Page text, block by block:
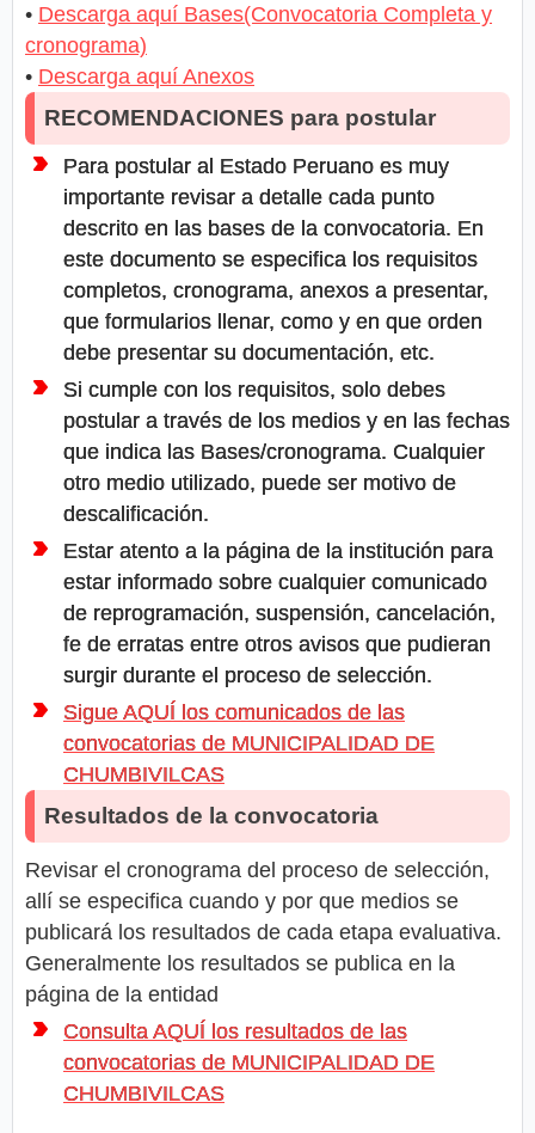
• Descarga aquí Bases(Convocatoria Completa y
cronograma)
• Descarga aquí Anexos
RECOMENDACIONES para postular
Para postular al Estado Peruano es muy
importante revisar a detalle cada punto
descrito en las bases de la convocatoria. En
este documento se especifica los requisitos
completos, cronograma, anexos a presentar,
que formularios llenar, como y en que orden
debe presentar su documentación, etc.
Si cumple con los requisitos, solo debes
postular a través de los medios y en las fechas
que indica las Bases/cronograma. Cualquier
otro medio utilizado, puede ser motivo de
descalificación.
Estar atento a la página de la institución para
estar informado sobre cualquier comunicado
de reprogramación, suspensión, cancelación,
fe de erratas entre otros avisos que pudieran
surgir durante el proceso de selección.
Sigue AQUÍ los comunicados de las
convocatorias de MUNICIPALIDAD DE
CHUMBIVILCAS
Resultados de la convocatoria
Revisar el cronograma del proceso de selección,
allí se especifica cuando y por que medios se
publicará los resultados de cada etapa evaluativa.
Generalmente los resultados se publica en la
página de la entidad
Consulta AQUÍ los resultados de las
convocatorias de MUNICIPALIDAD DE
CHUMBIVILCAS